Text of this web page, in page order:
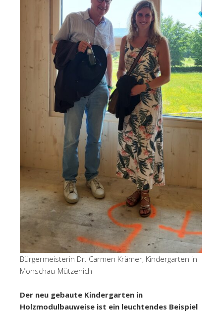
Bürgermeisterin Dr. Carmen Krämer, Kindergarten in
Monschau-Mützenich
Der neu gebaute Kindergarten in
Holzmodulbauweise ist ein leuchtendes Beispiel